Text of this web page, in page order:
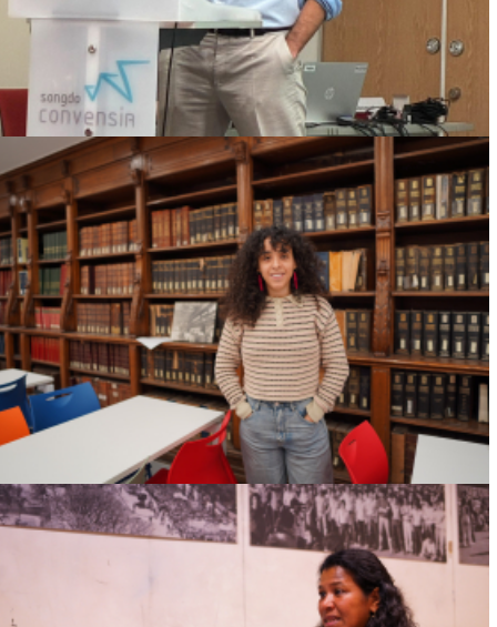
Ver más
MUJERES AFRO EN ESPACIOS DE
BLANQUITUD
Ver más
UNA ESTRUCTURA SOSTENIDA POR EL